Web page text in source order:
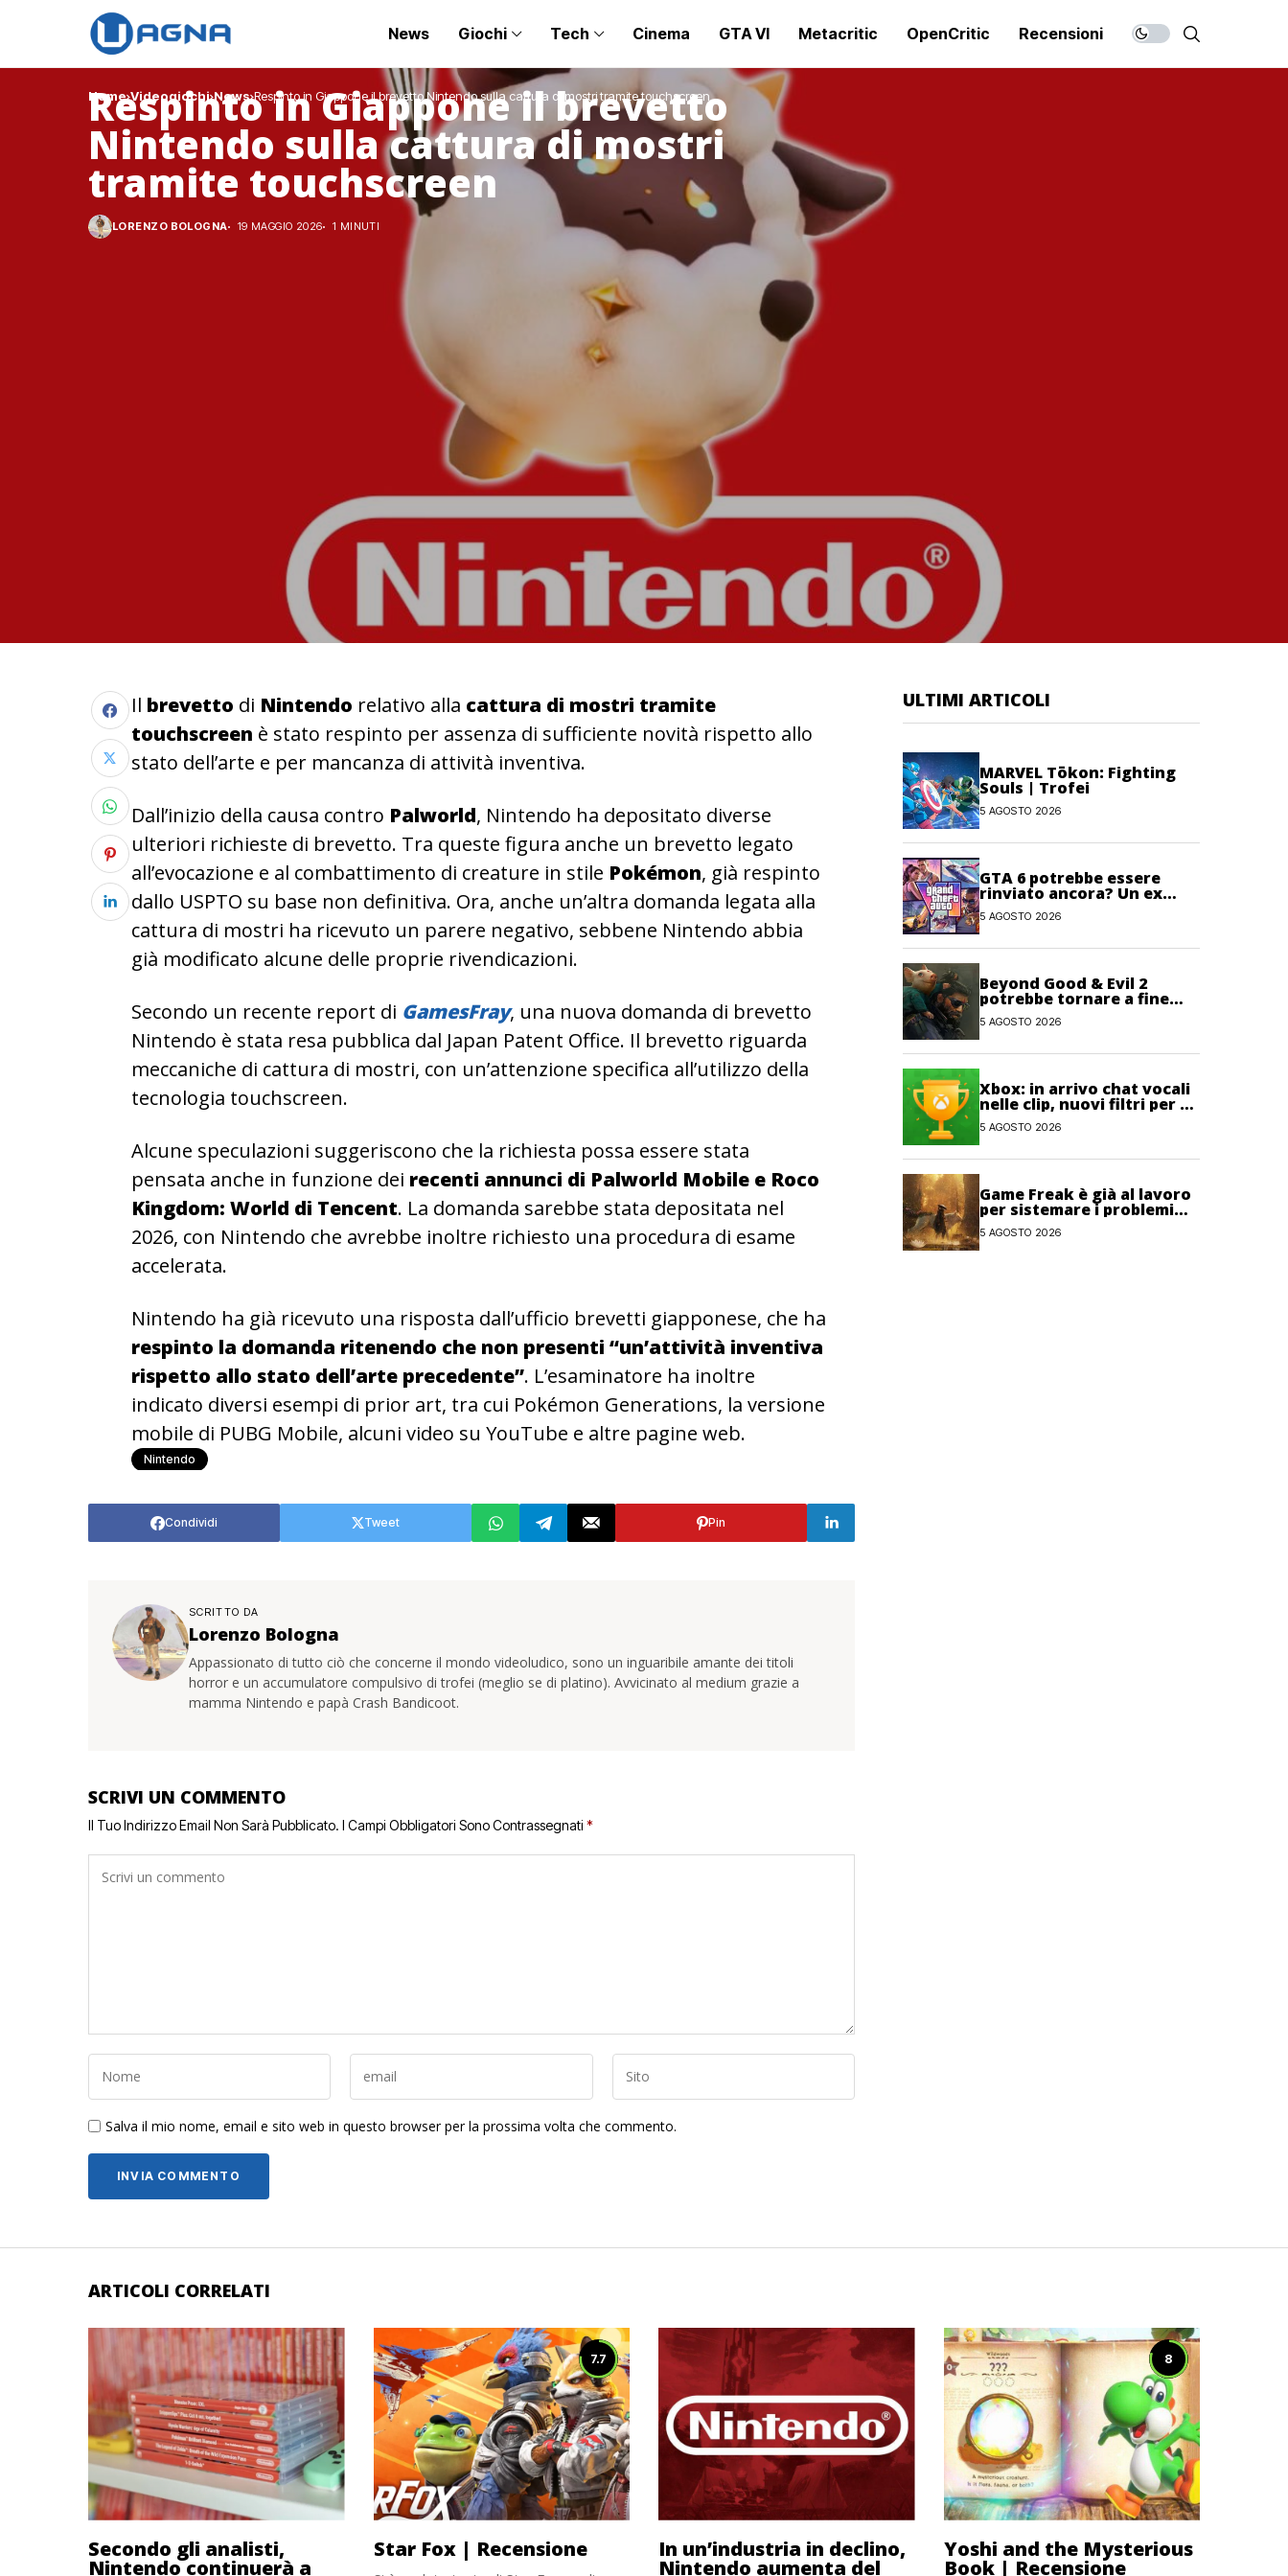
News Giochi Tech Cinema GTA VI Metacritic OpenCritic Recensioni
Home Videogiochi News Respinto in Giappone il brevetto Nintendo sulla cattura di mostri tramite touchscreen
Respinto in Giappone il brevetto
Nintendo sulla cattura di mostri
tramite touchscreen
LORENZO BOLOGNA 19 MAGGIO 2026 1 MINUTI
Il brevetto di Nintendo relativo alla cattura di mostri tramite
touchscreen è stato respinto per assenza di sufficiente novità rispetto allo
stato dell’arte e per mancanza di attività inventiva.
Dall’inizio della causa contro Palworld, Nintendo ha depositato diverse
ulteriori richieste di brevetto. Tra queste figura anche un brevetto legato
all’evocazione e al combattimento di creature in stile Pokémon, già respinto
dallo USPTO su base non definitiva. Ora, anche un’altra domanda legata alla
cattura di mostri ha ricevuto un parere negativo, sebbene Nintendo abbia
già modificato alcune delle proprie rivendicazioni.
Secondo un recente report di GamesFray, una nuova domanda di brevetto
Nintendo è stata resa pubblica dal Japan Patent Office. Il brevetto riguarda
meccaniche di cattura di mostri, con un’attenzione specifica all’utilizzo della
tecnologia touchscreen.
Alcune speculazioni suggeriscono che la richiesta possa essere stata
pensata anche in funzione dei recenti annunci di Palworld Mobile e Roco
Kingdom: World di Tencent. La domanda sarebbe stata depositata nel
2026, con Nintendo che avrebbe inoltre richiesto una procedura di esame
accelerata.
Nintendo ha già ricevuto una risposta dall’ufficio brevetti giapponese, che ha
respinto la domanda ritenendo che non presenti “un’attività inventiva
rispetto allo stato dell’arte precedente”. L’esaminatore ha inoltre
indicato diversi esempi di prior art, tra cui Pokémon Generations, la versione
mobile di PUBG Mobile, alcuni video su YouTube e altre pagine web.
Nintendo
Condividi Tweet Pin
SCRITTO DA
Lorenzo Bologna
Appassionato di tutto ciò che concerne il mondo videoludico, sono un inguaribile amante dei titoli
horror e un accumulatore compulsivo di trofei (meglio se di platino). Avvicinato al medium grazie a
mamma Nintendo e papà Crash Bandicoot.
SCRIVI UN COMMENTO
Il Tuo Indirizzo Email Non Sarà Pubblicato. I Campi Obbligatori Sono Contrassegnati *
Salva il mio nome, email e sito web in questo browser per la prossima volta che commento.
ULTIMI ARTICOLI
MARVEL Tōkon: Fighting
Souls | Trofei
5 AGOSTO 2026
GTA 6 potrebbe essere
rinviato ancora? Un ex
sviluppatore di Rockstar
non lo esclude
5 AGOSTO 2026
Beyond Good & Evil 2
potrebbe tornare a fine
anno con un nuovo nome
5 AGOSTO 2026
Xbox: in arrivo chat vocali
nelle clip, nuovi filtri per gli
Obiettivi e salvataggi
cloud recuperabili
5 AGOSTO 2026
Game Freak è già al lavoro
per sistemare i problemi
maggiori di Beast of
Reincarnation
5 AGOSTO 2026
ARTICOLI CORRELATI
Secondo gli analisti,
Nintendo continuerà a
7.7
Star Fox | Recensione In un’industria in declino,
Nintendo aumenta del
8
Yoshi and the Mysterious
Book | Recensione